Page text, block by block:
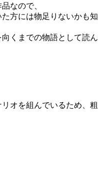
なので、
方には物足りないかも知
くまでの物語として読ん
オを組んでいるため、粗